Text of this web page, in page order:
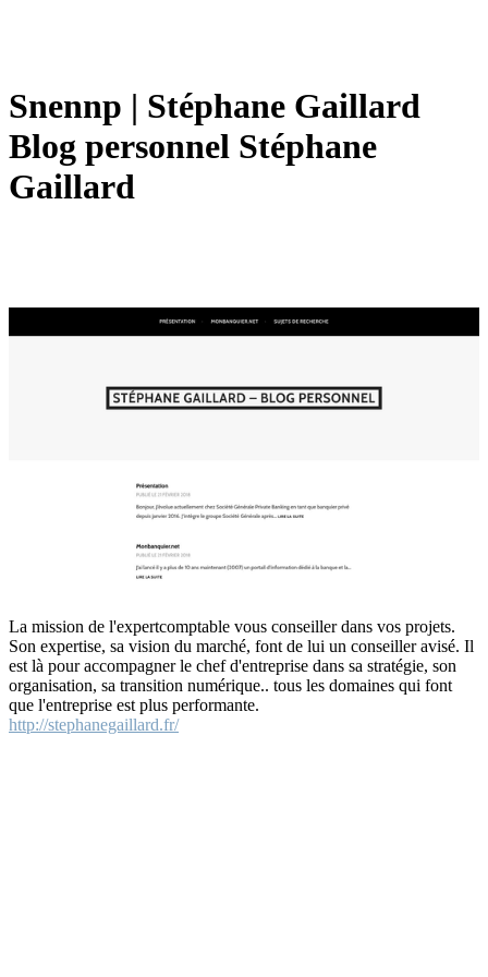
Snennp | Stéphane Gaillard
Blog personnel Stéphane
Gaillard
La mission de l'expertcomptable vous conseiller dans vos projets.
Son expertise, sa vision du marché, font de lui un conseiller avisé. Il
est là pour accompagner le chef d'entreprise dans sa stratégie, son
organisation, sa transition numérique.. tous les domaines qui font
que l'entreprise est plus performante.
http://stephanegaillard.fr/